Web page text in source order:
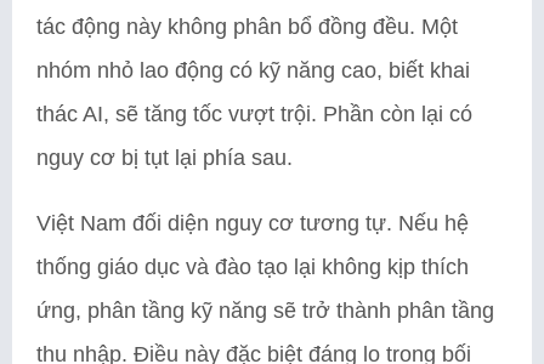
tác động này không phân bổ đồng đều. Một
nhóm nhỏ lao động có kỹ năng cao, biết khai
thác AI, sẽ tăng tốc vượt trội. Phần còn lại có
nguy cơ bị tụt lại phía sau.
Việt Nam đối diện nguy cơ tương tự. Nếu hệ
thống giáo dục và đào tạo lại không kịp thích
ứng, phân tầng kỹ năng sẽ trở thành phân tầng
thu nhập. Điều này đặc biệt đáng lo trong bối